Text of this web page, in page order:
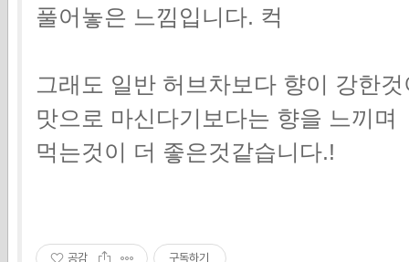
풀어놓은 느낌입니다. 컥
그래도 일반 허브차보다 향이 강한것
맛으로 마신다기보다는 향을 느끼며
먹는것이 더 좋은것같습니다.!
공감 구독하기